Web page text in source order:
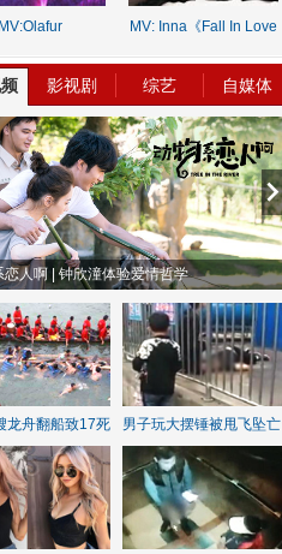
MV:Olafur
MV: Inna《Fall In Love
影视剧 综艺 自媒体
恋人啊 | 钟欣潼体验爱情哲学
龙舟翻船致17死 男子玩大摆锤被甩飞坠亡